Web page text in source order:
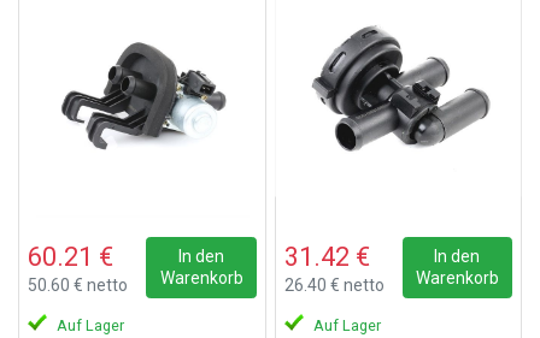
60.21 €
50.60 € netto
In den
Warenkorb
Auf Lager
31.42 €
26.40 € netto
In den
Warenkorb
Auf Lager